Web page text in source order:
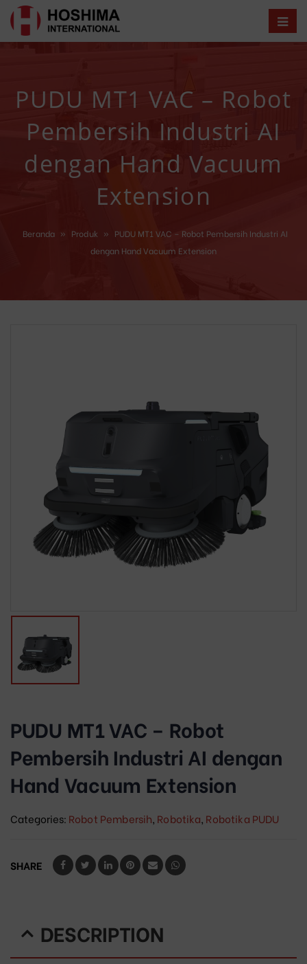
PUDU MT1 VAC – Robot
Pembersih Industri AI
dengan Hand Vacuum
Extension
Beranda » Produk » PUDU MT1 VAC – Robot Pembersih Industri AI
dengan Hand Vacuum Extension
PUDU MT1 VAC – Robot
Pembersih Industri AI dengan
Hand Vacuum Extension
Categories: Robot Pembersih, Robotika, Robotika PUDU
SHARE
DESCRIPTION